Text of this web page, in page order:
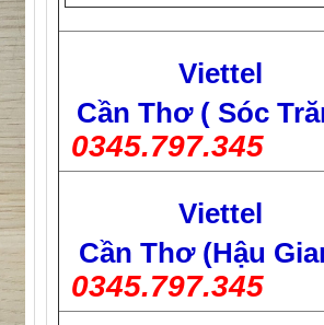
Viettel
Cần Thơ ( Sóc
0345.797.345
Viettel
Cần Thơ (Hậu
0345.797.345